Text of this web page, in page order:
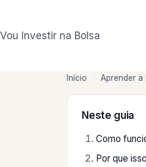
o
Vou Investir na Bolsa
Início Aprender a
Neste guia
Como
Por que